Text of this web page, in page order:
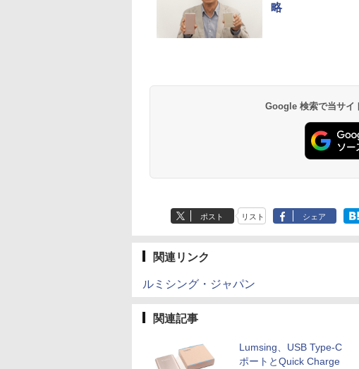
略
Google 検索で当サイ
ポスト リスト シェア
関連リンク
ルミシング・ジャパン
関連記事
Lumsing、USB Type-C
ポートとQuick Charge